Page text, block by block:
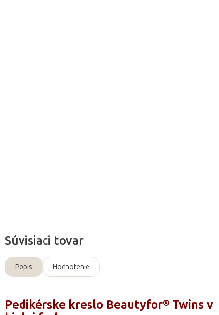
Súvisiaci tovar
Popis Hodnotenie
Pedikérske kreslo Beautyfor® Twins v